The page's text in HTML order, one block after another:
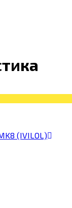
(IVILOL)